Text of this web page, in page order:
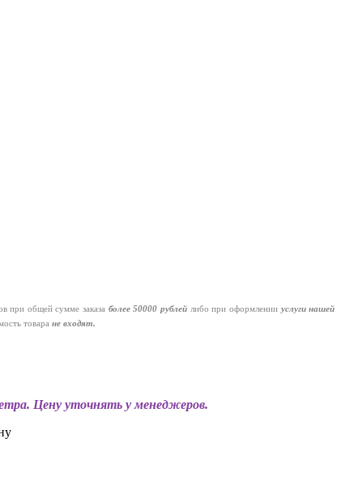
при общей сумме заказа более 50000 рублей либо при оформлении услуги нашей
товара не входят.
Цену уточнять у менеджеров.